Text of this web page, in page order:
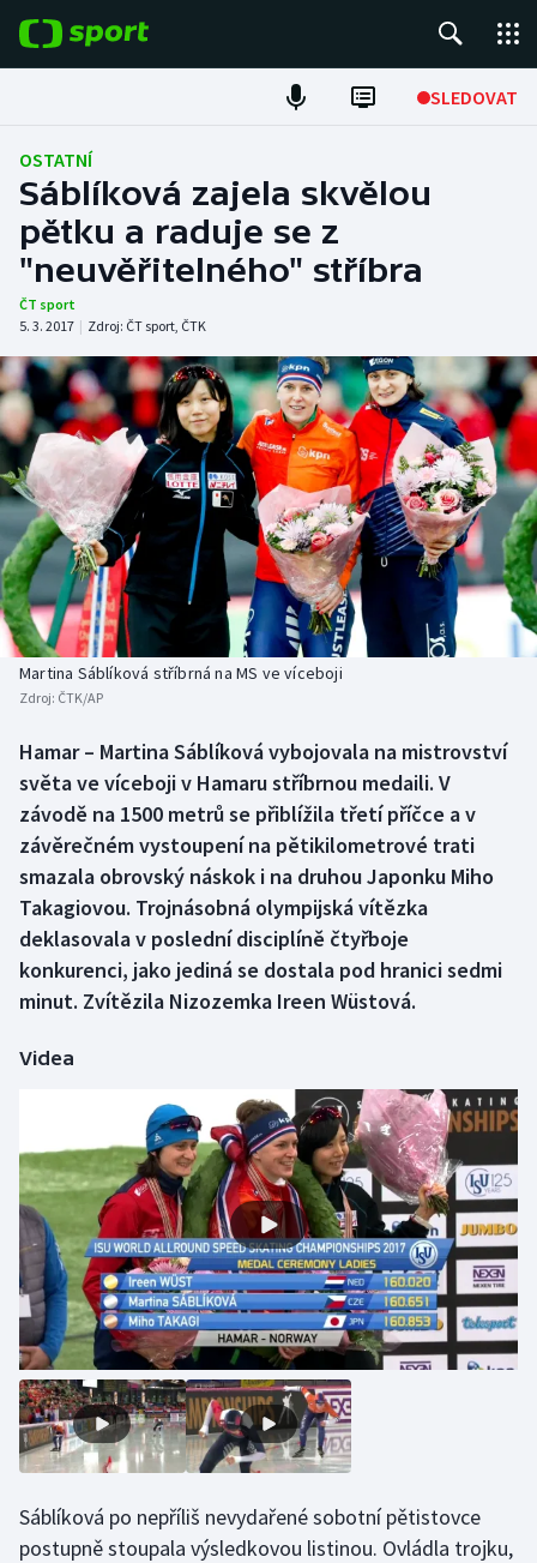
SLEDOVAT
Fotbal
Hokej
Tenis
Atletika
Cyklistika
DALŠÍ SPORTY
Americký fotbal
Baseball a softbal
Basketbal
Biatlon
Box
Curling
Dostihy
Florbal
Futsal
Golf
Házená
Jezdectví
Judo
Krasobruslení
Lezení
Lyže a snowboard
Moderní pětiboj
NEPŘEHLÉDNĚTE
Soutěže
Historické návraty
Aplikace ČT sport
OSTATNÍ
Sáblíková zajela skvělou
pětku a raduje se z
"neuvěřitelného" stříbra
ČT sport
5. 3. 2017 | Zdroj: ČT sport, ČTK
Martina Sáblíková stříbrná na MS ve víceboji
Zdroj: ČTK/AP
Hamar – Martina Sáblíková vybojovala na mistrovství
světa ve víceboji v Hamaru stříbrnou medaili. V
závodě na 1500 metrů se přiblížila třetí příčce a v
závěrečném vystoupení na pětikilometrové trati
smazala obrovský náskok i na druhou Japonku Miho
Takagiovou. Trojnásobná olympijská vítězka
deklasovala v poslední disciplíně čtyřboje
konkurenci, jako jediná se dostala pod hranici sedmi
minut. Zvítězila Nizozemka Ireen Wüstová.
Videa
Sáblíková po nepříliš nevydařené sobotní pětistovce
postupně stoupala výsledkovou listinou. Ovládla trojku,